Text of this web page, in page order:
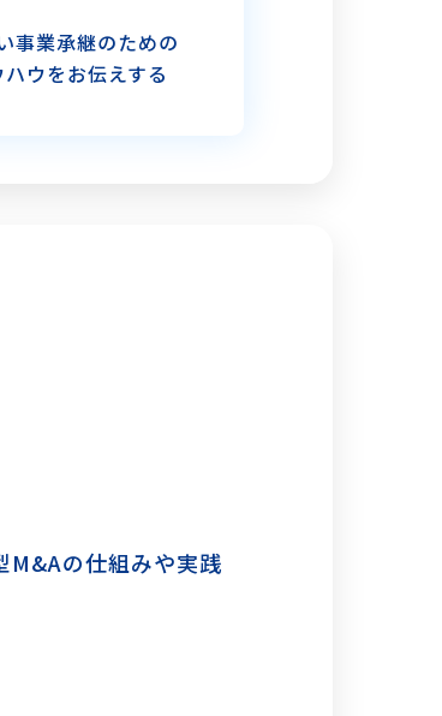
事業承継のための
ウをお伝えする
M&Aの仕組みや実践